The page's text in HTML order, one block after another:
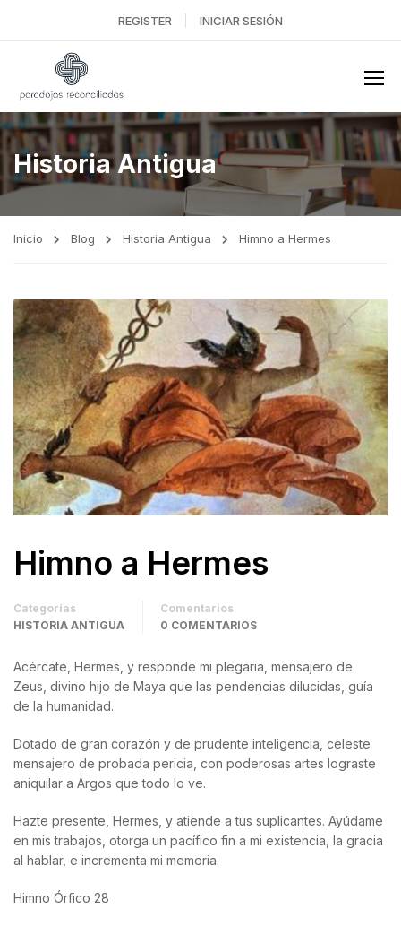
REGISTER INICIAR SESIÓN
Historia Antigua
Inicio Blog Historia Antigua Himno a Hermes
Himno a Hermes
Categorías
HISTORIA ANTIGUA
Comentarios
0 COMENTARIOS
Acércate, Hermes, y responde mi plegaria, mensajero de
Zeus, divino hijo de Maya que las pendencias dilucidas, guía
de la humanidad.
Dotado de gran corazón y de prudente inteligencia, celeste
mensajero de probada pericia, con poderosas artes lograste
aniquilar a Argos que todo lo ve.
Hazte presente, Hermes, y atiende a tus suplicantes. Ayúdame
en mis trabajos, otorga un pacífico fin a mi existencia, la gracia
al hablar, e incrementa mi memoria.
Himno Órfico 28